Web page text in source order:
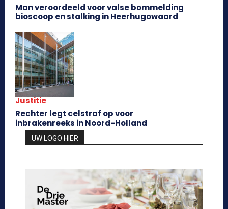
Man veroordeeld voor valse bommelding
bioscoop en stalking in Heerhugowaard
Justitie
Rechter legt celstraf op voor
inbrakenreeks in Noord-Holland
UW LOGO HIER